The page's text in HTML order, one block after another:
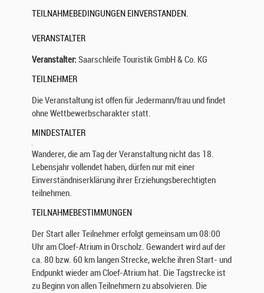
TEILNAHMEBEDINGUNGEN EINVERSTANDEN.
VERANSTALTER
Veranstalter: Saarschleife Touristik GmbH & Co. KG
TEILNEHMER
Die Veranstaltung ist offen für Jedermann/frau und findet
ohne Wettbewerbscharakter statt.
MINDESTALTER
Wanderer, die am Tag der Veranstaltung nicht das 18.
Lebensjahr vollendet haben, dürfen nur mit einer
Einverständniserklärung ihrer Erziehungsberechtigten
teilnehmen.
TEILNAHMEBESTIMMUNGEN
Der Start aller Teilnehmer erfolgt gemeinsam um 08:00
Uhr am Cloef-Atrium in Orscholz. Gewandert wird auf der
ca. 80 bzw. 60 km langen Strecke, welche ihren Start- und
Endpunkt wieder am Cloef-Atrium hat. Die Tagstrecke ist
zu Beginn von allen Teilnehmern zu absolvieren. Die
X
X
W
i
r
f
e
e
n
u
n
s